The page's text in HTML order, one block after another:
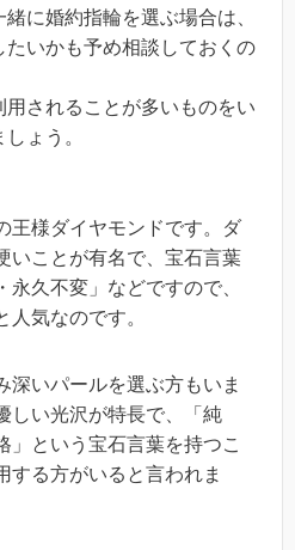
に婚約指輪を選ぶ場合は、
たいかも予め相談しておくの
されることが多いものをい
ょう。
王様ダイヤモンドです。ダ
いことが有名で、宝石言葉
永久不変」などですので、
気なのです。
深いパールを選ぶ方もいま
しい光沢が特長で、「純
」という宝石言葉を持つこ
する方がいると言われま